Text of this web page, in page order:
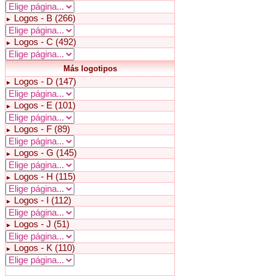
► Logos - B (266)
► Logos - C (492)
Más logotipos
► Logos - D (147)
► Logos - E (101)
► Logos - F (89)
► Logos - G (145)
► Logos - H (115)
► Logos - I (112)
► Logos - J (51)
► Logos - K (110)